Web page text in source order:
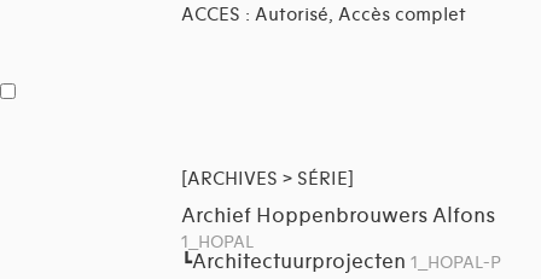
ACCES : Autorisé, Accès complet
[ARCHIVES > SÉRIE]
Archief Hoppenbrouwers Alfons
1_HOPAL
┗Architectuurprojecten 1_HOPAL-P